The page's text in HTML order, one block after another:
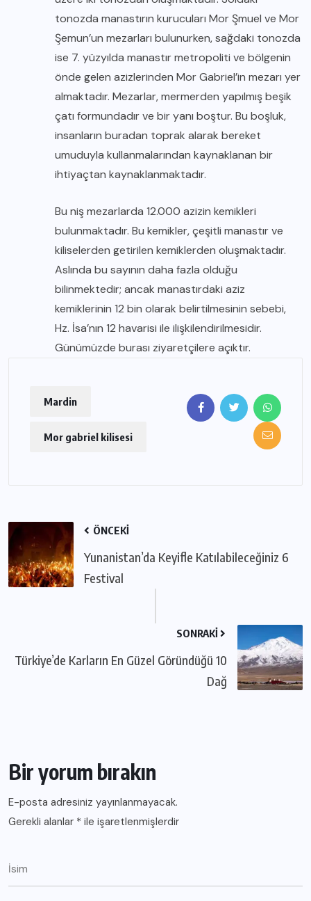
tonozda manastırın kurucuları Mor Şmuel ve Mor
Şemun’un mezarları bulunurken, sağdaki tonozda
ise 7. yüzyılda manastır metropoliti ve bölgenin
önde gelen azizlerinden Mor Gabriel’in mezarı yer
almaktadır. Mezarlar, mermerden yapılmış beşik
çatı formundadır ve bir yanı boştur. Bu boşluk,
insanların buradan toprak alarak bereket
umuduyla kullanmalarından kaynaklanan bir
ihtiyaçtan kaynaklanmaktadır.
Bu niş mezarlarda 12.000 azizin kemikleri
bulunmaktadır. Bu kemikler, çeşitli manastır ve
kiliselerden getirilen kemiklerden oluşmaktadır.
Aslında bu sayının daha fazla olduğu
bilinmektedir; ancak manastırdaki aziz
kemiklerinin 12 bin olarak belirtilmesinin sebebi,
Hz. İsa’nın 12 havarisi ile ilişkilendirilmesidir.
Günümüzde burası ziyaretçilere açıktır.
Mardin
Mor gabriel kilisesi
ÖNCEKI
Yunanistan’da Keyifle Katılabileceğiniz 6
Festival
SONRAKI
Türkiye’de Karların En Güzel Göründüğü 10
Dağ
Bir yorum bırakın
E-posta adresiniz yayınlanmayacak.
Gerekli alanlar * ile işaretlenmişlerdir